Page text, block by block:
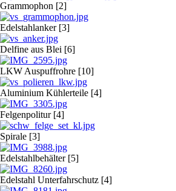
Grammophon [2]
Edelstahlanker [3]
Delfine aus Blei [6]
LKW Auspuffrohre [10]
Aluminium Kühlerteile [4]
Felgenpolitur [4]
Spirale [3]
Edelstahlbehälter [5]
Edelstahl Unterfahrschutz [4]